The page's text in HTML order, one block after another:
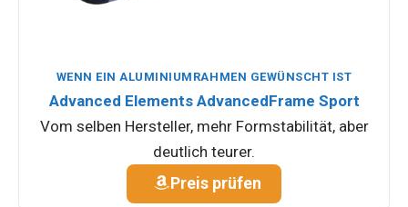
WENN EIN ALUMINIUMRAHMEN GEWÜNSCHT IST
Advanced Elements AdvancedFrame Sport
Vom selben Hersteller, mehr Formstabilität, aber
deutlich teurer.
Preis prüfen